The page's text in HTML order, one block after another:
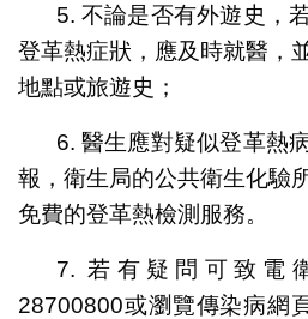
5. 不論是否有外遊史，
登革熱症狀，應及時就醫，
地點或旅遊史；
6. 醫生應對疑似登革熱
報，衛生局的公共衛生化驗
免費的登革熱檢測服務。
7. 若有疑問可致電
28700800或瀏覽傳染病網